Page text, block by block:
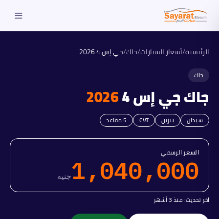
الرئيسية/أسعار السيارات/جاك/جي إس 4 2026
جاك
جاكجي إس 4 2026
سيدان بنزين CVT
5مقاعد
السعر الرسمي
1,040,000جنيه
آخر تحديث:منذ 3 أشهر